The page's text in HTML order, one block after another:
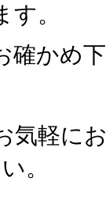
す。
確かめ
気軽に
。